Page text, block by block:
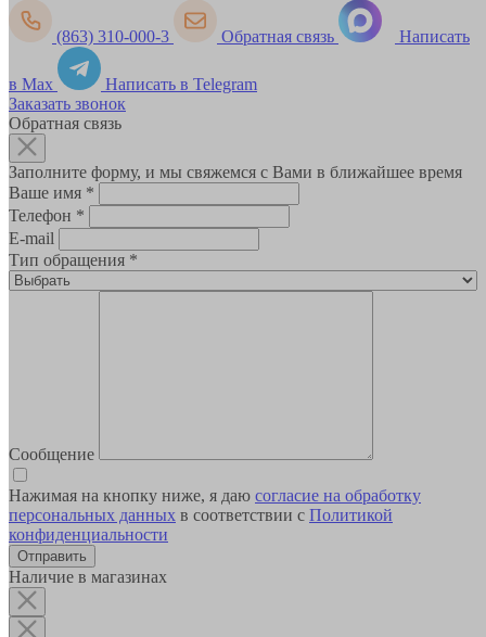
(863) 310-000-3 Обратная связь Написать
в Max
Написать в Telegram
Заказать звонок
Обратная связь
Заполните форму, и мы свяжемся с Вами в ближайшее время
Ваше имя *
Телефон *
E-mail
Тип обращения *
Сообщение
Нажимая на кнопку ниже, я даю согласие на обработку
персональных данных в соответствии с Политикой
конфиденциальности
Наличие в магазинах